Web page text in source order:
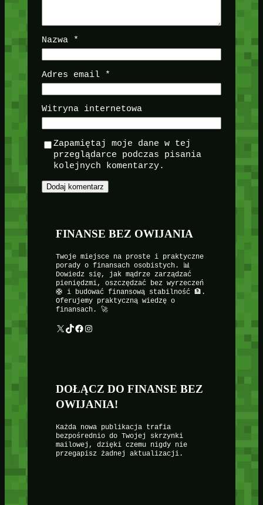
Nazwa *
Adres email *
Witryna internetowa
Zapamiętaj moje dane w tej
przeglądarce podczas pisania
kolejnych komentarzy.
FINANSE BEZ OWIJANIA
Twoje miejsce na proste i praktyczne
porady o finansach osobistych. 📊
Dowiedz się, jak mądrze zarządzać
pieniędzmi, oszczędzać bez wyrzeczeń
🛟 i budować finansową stabilność 🏦.
Oferujemy praktyczną wiedzę o
finansach. 🚀
X TikTok Facebook Instagram
DOŁĄCZ DO FINANSE BEZ
OWIJANIA!
Każda nowa publikacja trafia
bezpośrednio do Twojej skrzynki
mailowej, dzięki czemu nigdy nie
przegapisz żadnej aktualizacji.